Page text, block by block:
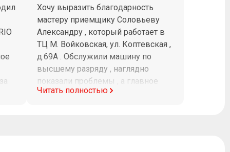
Хочу выразить благодарность
мастеру приемщику Соловьеву
Александру , который работает в
ТЦ М. Войковская, ул. Коптевская ,
д.69А . Обслужили машину по
высшему разряду , наглядно
показали проблемы , а главное
помогли их устранить ! Приятно ,
Читать полностью